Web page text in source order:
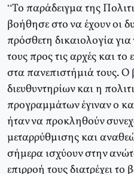
“Το παράδειγμα της
βοήθησε στο να έχουν οι
πρόσθετη δικαιολογία
τους προς τις αρχές και
στα πανεπιστήμιά τους.
διευθυντηρίων και η
προγραμμάτων έγιναν ο
ήταν να προκληθούν
μεταρρύθμισης και
σήμερα ισχύουν στην
επιρροή τους διατρέχει